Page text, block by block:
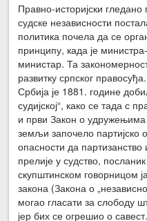
Правно-историјски
судске независности
политика почела да се
принципу, када је
министар. Та
развитку српског
Србија је 1881. године
судијској“, како се тада с
и први Закон о удружењима
земљи започело партијско
опасности да
прелије у судство,
скупштинском говорницом
закона (Закона о
могао гласати за слободу
јер бих се огрешио о